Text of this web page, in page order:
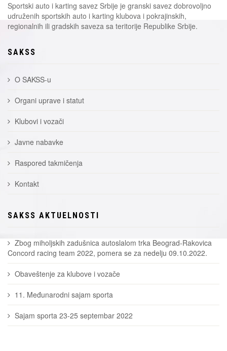
Sportski auto i karting savez Srbije je granski savez dobrovoljno
udruženih sportskih auto i karting klubova i pokrajinskih,
regionalnih ili gradskih saveza sa teritorije Republike Srbije.
SAKSS
O SAKSS-u
Organi uprave i statut
Klubovi i vozači
Javne nabavke
Raspored takmičenja
Kontakt
SAKSS AKTUELNOSTI
Zbog miholjskih zadušnica autoslalom trka Beograd-Rakovica
Concord racing team 2022, pomera se za nedelju 09.10.2022.
Obaveštenje za klubove i vozače
11. Međunarodni sajam sporta
Sajam sporta 23-25 septembar 2022